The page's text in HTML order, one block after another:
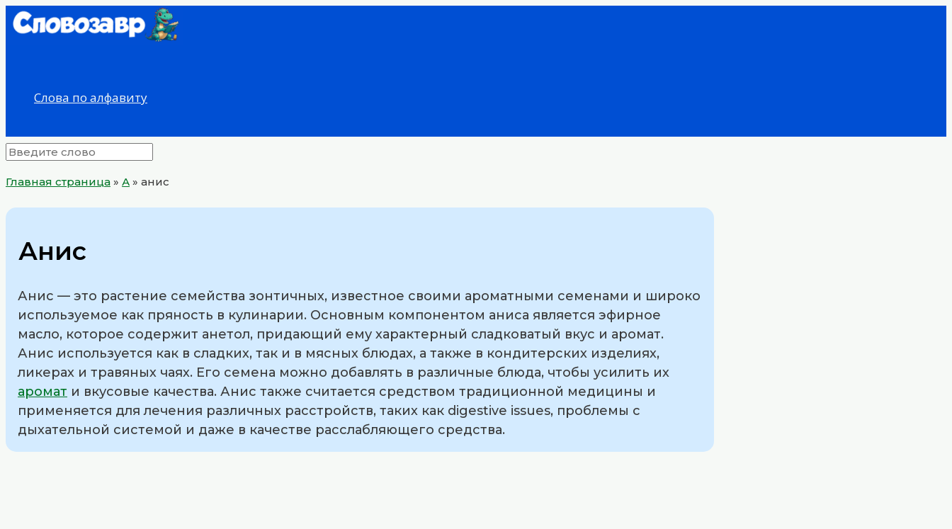
Перейти
Слова по алфавиту
Главная страница » А » анис
Анис
Анис — это растение семейства зонтичных, известное своими ароматными семенами и широко
используемое как пряность в кулинарии. Основным компонентом аниса является эфирное
масло, которое содержит анетол, придающий ему характерный сладковатый вкус и аромат.
Анис используется как в сладких, так и в мясных блюдах, а также в кондитерских изделиях,
ликерах и травяных чаях. Его семена можно добавлять в различные блюда, чтобы усилить их
аромат и вкусовые качества. Анис также считается средством традиционной медицины и
применяется для лечения различных расстройств, таких как digestive issues, проблемы с
дыхательной системой и даже в качестве расслабляющего средства.